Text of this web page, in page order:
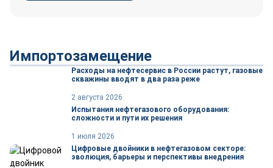
Импортозамещение
Расходы на нефтесервис в России растут, газовые
скважины вводят в два раза реже
2 августа 2026
Испытания нефтегазового оборудования:
сложности и пути их решения
1 июля 2026
Цифровые двойники в нефтегазовом секторе:
эволюция, барьеры и перспективы внедрения